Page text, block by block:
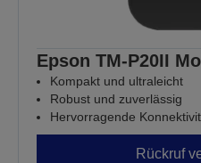
Epson TM-P20II
Kompakt und ultraleicht
Robust und zuverlässig
Hervorragende
Rückruf